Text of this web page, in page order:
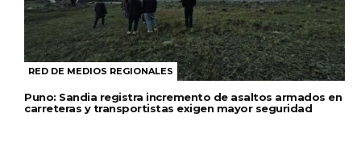
RED DE MEDIOS REGIONALES
Puno: Sandia registra incremento de asaltos armados en
carreteras y transportistas exigen mayor seguridad